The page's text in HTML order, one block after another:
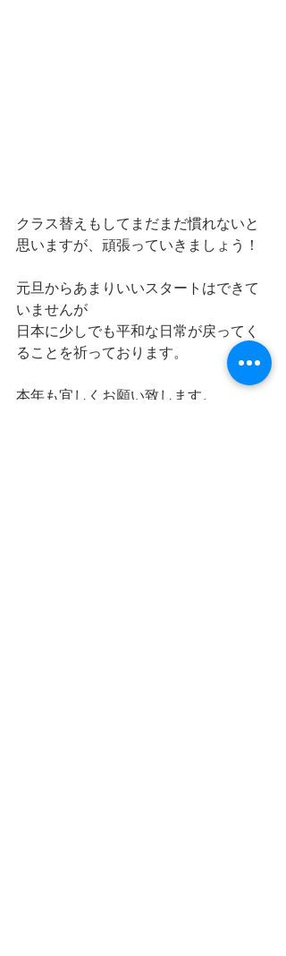
クラス替えもしてまだまだ慣れないと
思いますが、頑張っていきましょう！
元旦からあまりいいスタートはできて
いませんが
日本に少しでも平和な日常が戻ってく
ることを祈っております。
本年も宜しくお願い致します。